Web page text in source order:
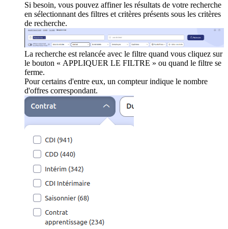
Si besoin, vous pouvez affiner les résultats de votre recherche
en sélectionnant des filtres et critères présents sous les critères
de recherche.
La recherche est relancée avec le filtre quand vous cliquez sur
le bouton « APPLIQUER LE FILTRE » ou quand le filtre se
ferme.
Pour certains d'entre eux, un compteur indique le nombre
d'offres correspondant.